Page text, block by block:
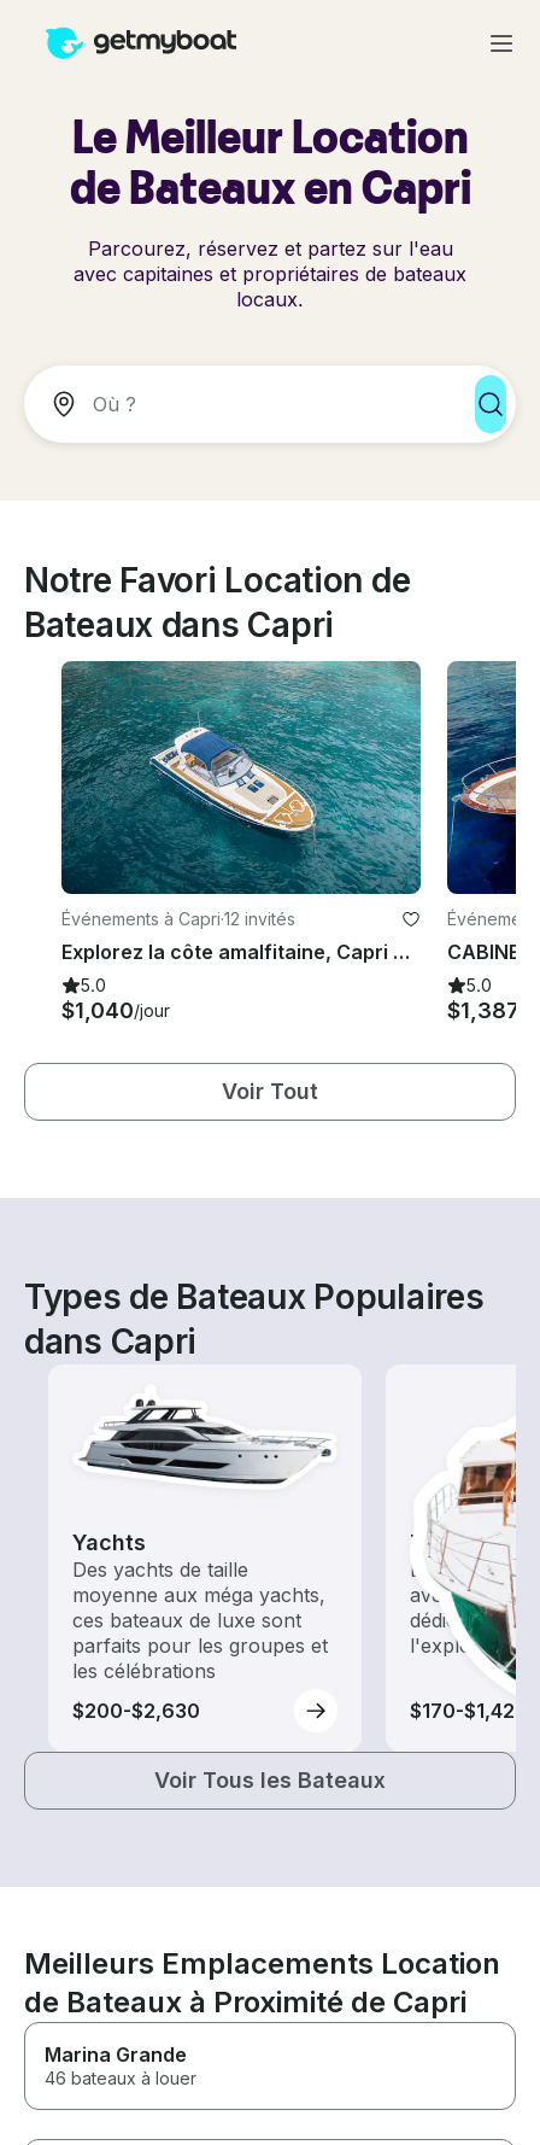
Le Meilleur Location
de Bateaux en Capri
Parcourez, réservez et partez sur l'eau
avec capitaines et propriétaires de bateaux
locaux.
Notre Favori Location de
Bateaux dans Capri
Événements à Capri·12 invités
Explorez la côte amalfitaine, Capri et Sorrente avec Gagliotta Jores à 10,5 mètres
5.0
$1,040/jour
CABINE
5.0
$1,387
Voir Tout
Types de Bateaux Populaires
dans Capri
Yachts
Des yachts de taille
moyenne aux méga yachts,
ces bateaux de luxe sont
parfaits pour les groupes et
les célébrations
$200-$2,630
Tours
Explorez les
avec une
dédiée au
l'exploration
$170-$1,425
Voir Tous les Bateaux
Meilleurs Emplacements Location
de Bateaux à Proximité de Capri
Marina Grande
46 bateaux à louer